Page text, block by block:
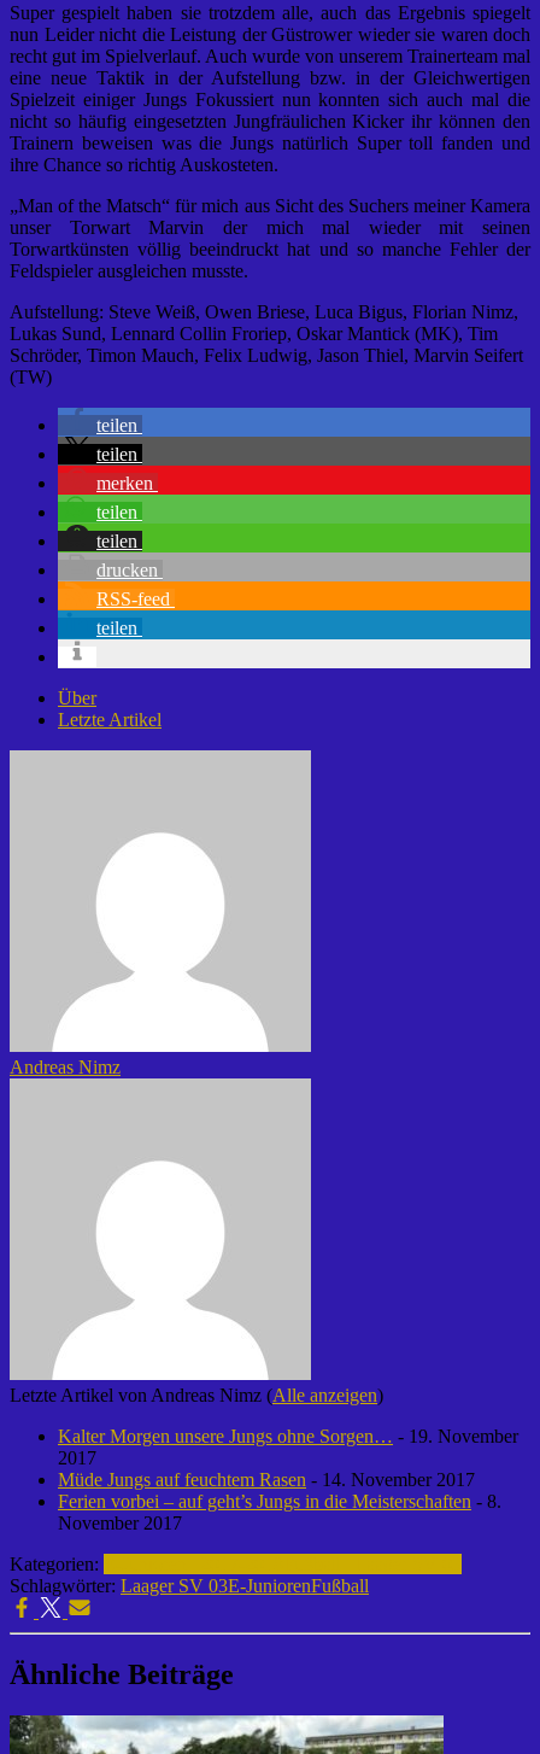
Super gespielt haben sie trotzdem alle, auch das Ergebnis spiegelt
nun Leider nicht die Leistung der Güstrower wieder sie waren doch
recht gut im Spielverlauf. Auch wurde von unserem Trainerteam mal
eine neue Taktik in der Aufstellung bzw. in der Gleichwertigen
Spielzeit einiger Jungs Fokussiert nun konnten sich auch mal die
nicht so häufig eingesetzten Jungfräulichen Kicker ihr können den
Trainern beweisen was die Jungs natürlich Super toll fanden und
ihre Chance so richtig Auskosteten.
„Man of the Matsch“ für mich aus Sicht des Suchers meiner Kamera
unser Torwart Marvin der mich mal wieder mit seinen
Torwartkünsten völlig beeindruckt hat und so manche Fehler der
Feldspieler ausgleichen musste.
Aufstellung: Steve Weiß, Owen Briese, Luca Bigus, Florian Nimz,
Lukas Sund, Lennard Collin Froriep, Oskar Mantick (MK), Tim
Schröder, Timon Mauch, Felix Ludwig, Jason Thiel, Marvin Seifert
(TW)
teilen
teilen
merken
teilen
teilen
drucken
RSS-feed
teilen
Über
Letzte Artikel
Andreas Nimz
Letzte Artikel von Andreas Nimz (Alle anzeigen)
Kalter Morgen unsere Jungs ohne Sorgen… - 19. November
2017
Müde Jungs auf feuchtem Rasen - 14. November 2017
Ferien vorbei – auf geht’s Jungs in die Meisterschaften - 8.
November 2017
Kategorien:
Schlagwörter: Laager SV 03E-JuniorenFußball
Ähnliche Beiträge